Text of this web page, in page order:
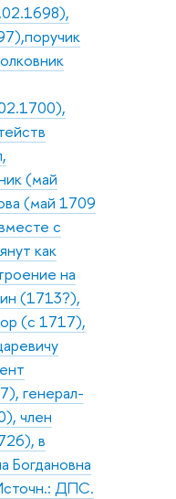
(май
(май 1709
с
как
на
(1713?),
(с 1717),
генерал-
член
в
Богдановна
ДПС.